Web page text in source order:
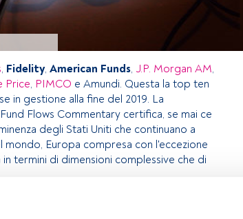
, Fidelity, American Funds, J.P. Morgan AM,
Price, PIMCO e Amundi. Questa la top ten
in gestione alla fine del 2019. La
Flows Commentary certifica, se mai ce
degli Stati Uniti che continuano a
Europa compresa con l'eccezione
in termini di dimensioni complessive che di